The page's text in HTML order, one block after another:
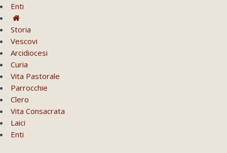
Enti
Storia
Vescovi
Arcidiocesi
Curia
Vita Pastorale
Parrocchie
Clero
Vita Consacrata
Laici
Enti